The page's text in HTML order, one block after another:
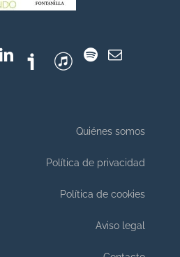
Quiénes somos
Política de privacidad
Política de cookies
Aviso legal